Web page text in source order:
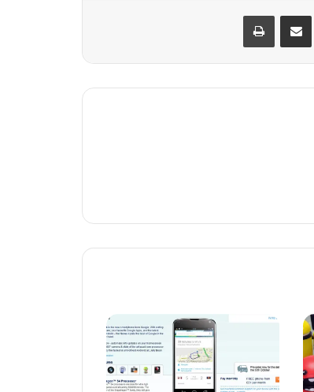
مشاركة عبر البريد طباعة